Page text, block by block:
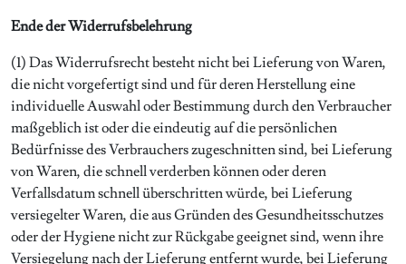
Ende der Widerrufsbelehrung
(1) Das Widerrufsrecht besteht nicht bei Lieferung von Waren,
die nicht vorgefertigt sind und für deren Herstellung eine
individuelle Auswahl oder Bestimmung durch den Verbraucher
maßgeblich ist oder die eindeutig auf die persönlichen
Bedürfnisse des Verbrauchers zugeschnitten sind, bei Lieferung
von Waren, die schnell verderben können oder deren
Verfallsdatum schnell überschritten würde, bei Lieferung
versiegelter Waren, die aus Gründen des Gesundheitsschutzes
oder der Hygiene nicht zur Rückgabe geeignet sind, wenn ihre
Versiegelung nach der Lieferung entfernt wurde, bei Lieferung